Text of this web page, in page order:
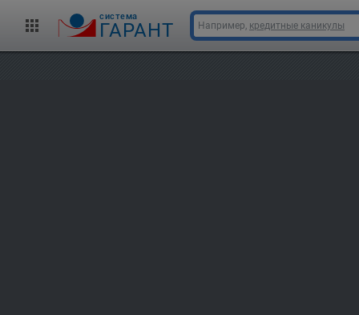
cистема
ГАРАНТ Например, кредитные каникулы